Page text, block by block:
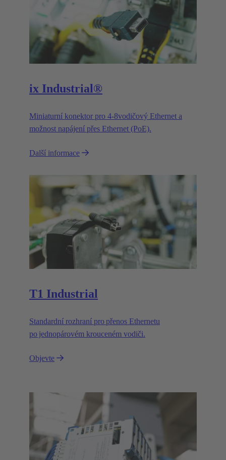
ix Industrial®
Miniaturní konektor pro 4-8vodičový Ethernet a
možnost napájení přes Ethernet (PoE).
Další informace
T1 Industrial
Standardní rozhraní pro přenos Ethernetu
po jednopárovém krouceném vodiči.
Objevte